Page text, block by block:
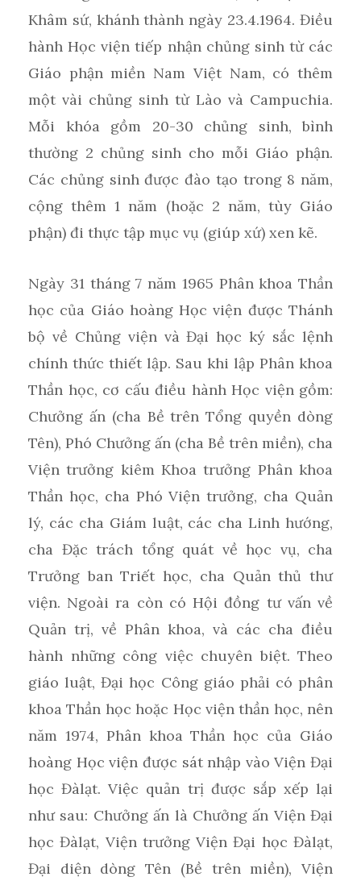
Khâm sứ, khánh thành ngày 23.4.1964. Điều
hành Học viện tiếp nhận chủng sinh từ các
Giáo phận miền Nam Việt Nam, có thêm
một vài chủng sinh từ Lào và Campuchia.
Mỗi khóa gồm 20-30 chủng sinh, bình
thường 2 chủng sinh cho mỗi Giáo phận.
Các chủng sinh được đào tạo trong 8 năm,
cộng thêm 1 năm (hoặc 2 năm, tùy Giáo
phận) đi thực tập mục vụ (giúp xứ) xen kẽ.
Ngày 31 tháng 7 năm 1965 Phân khoa Thần
học của Giáo hoàng Học viện được Thánh
bộ về Chủng viện và Đại học ký sắc lệnh
chính thức thiết lập. Sau khi lập Phân khoa
Thần học, cơ cấu điều hành Học viện gồm:
Chưởng ấn (cha Bề trên Tổng quyền dòng
Tên), Phó Chưởng ấn (cha Bề trên miền), cha
Viện trưởng kiêm Khoa trưởng Phân khoa
Thần học, cha Phó Viện trưởng, cha Quản
lý, các cha Giám luật, các cha Linh hướng,
cha Đặc trách tổng quát về học vụ, cha
Trưởng ban Triết học, cha Quản thủ thư
viện. Ngoài ra còn có Hội đồng tư vấn về
Quản trị, về Phân khoa, và các cha điều
hành những công việc chuyên biệt. Theo
giáo luật, Đại học Công giáo phải có phân
khoa Thần học hoặc Học viện thần học, nên
năm 1974, Phân khoa Thần học của Giáo
hoàng Học viện được sát nhập vào Viện Đại
học Đàlạt. Việc quản trị được sắp xếp lại
như sau: Chưởng ấn là Chưởng ấn Viện Đại
học Đàlạt, Viện trưởng Viện Đại học Đàlạt,
Đại diện dòng Tên (Bề trên miền), Viện